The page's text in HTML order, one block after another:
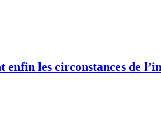
les circonstances de